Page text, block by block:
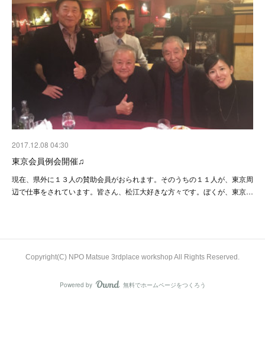
2017.12.08 04:30
東京会員例会開催♫
現在、県外に１３人の賛助会員がおられます。そのうちの１１人が、東京周
辺で仕事をされています。皆さん、松江大好きな方々です。ぼくが、東京…
Copyright(C) NPO Matsue 3rdplace workshop All Rights Reserved.
Powered by AmebaOwnd
無料でホームページをつくろう